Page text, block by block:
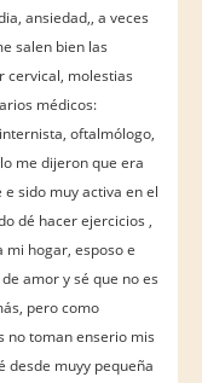
ansiedad,, a veces
salen bien las
cervical, molestias
médicos:
oftalmólogo,
me dijeron que era
sido muy activa en el
dé hacer ejercicios ,
hogar, esposo e
amor y sé que no es
pero como
no toman enserio mis
desde muyy pequeña